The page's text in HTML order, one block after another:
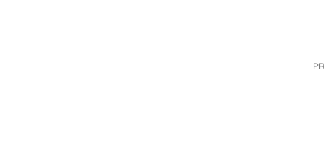
PR